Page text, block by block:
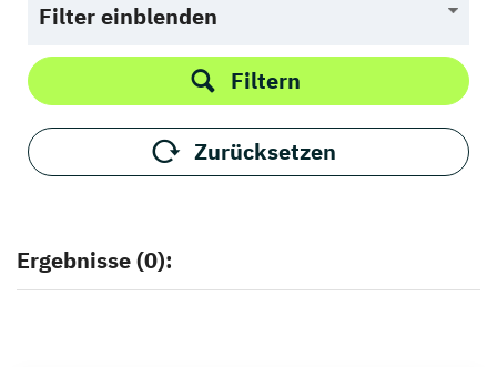
Filter einblenden
Filtern
Zurücksetzen
Ergebnisse (0):